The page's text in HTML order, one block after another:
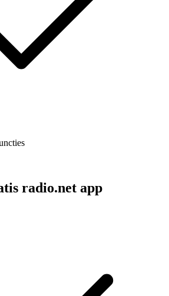
radio.net app